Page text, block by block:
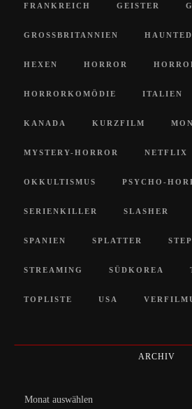
FRANKREICH GEISTER
GROSSBRITANNIEN
HEXEN HORROR
HORRORKOMÖDIE ITALIEN
KANADA KURZFILM
MYSTERY-HORROR NETFLIX
OKKULTISMUS PSYCHO-
SERIENKILLER SLASHER
SPANIEN SPLATTER
STREAMING SÜDKOREA
TOPLISTE USA
ARCHIV
Archiv